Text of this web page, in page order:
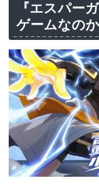
『エスパー
ゲームなの